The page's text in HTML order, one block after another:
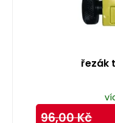
řezák
96,00Kč